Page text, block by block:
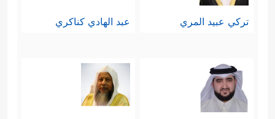
تركي عبيد المري عبد الهادي كناكري